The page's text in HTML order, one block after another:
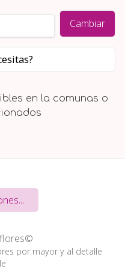
Cambiar
en la comunas o
por mayor y al detalle